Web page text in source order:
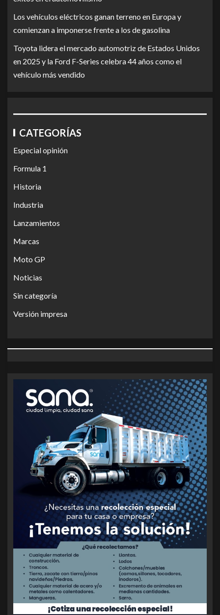
Los vehículos eléctricos ganan terreno en Europa y
comienzan a imponerse frente a los de gasolina
Toyota lidera el mercado automotriz de Estados Unidos
en 2025 y la Ford F-Series celebra 44 años como el
vehículo más vendido
CATEGORÍAS
Especial opinión
Formula 1
Historia
Industria
Lanzamientos
Marcas
Moto GP
Noticias
Sin categoría
Versión impresa